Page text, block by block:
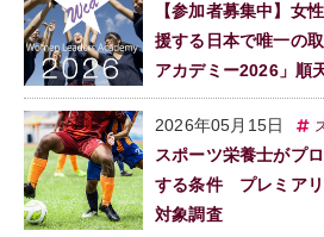
【参加者募集中】女
援する日本で唯一の
アカデミー2026」順
2026年05月15日
スポーツ栄養士がプ
する条件 プレミアリ
対象調査